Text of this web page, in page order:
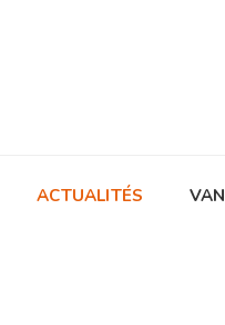
ACTUALITÉS